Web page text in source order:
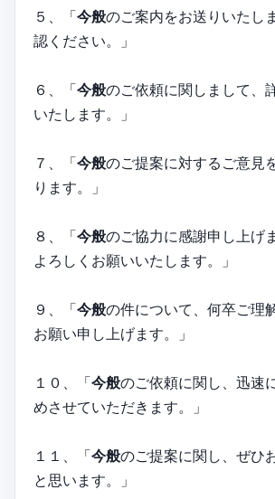
５、「今般のご案内をお送りいたし
認ください。」
６、「今般のご依頼に関しまして、
いたします。」
７、「今般のご提案に対するご意見
ります。」
８、「今般のご協力に感謝申し上げ
よろしくお願いいたします。」
９、「今般の件について、何卒ご理
お願い申し上げます。」
１０、「今般のご依頼に関し、迅速
めさせていただきます。」
１１、「今般のご提案に関し、ぜひ
と思います。」